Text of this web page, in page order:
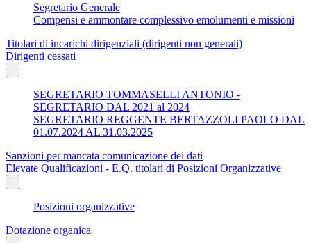
Segretario Generale
Compensi e ammontare complessivo emolumenti e missioni
Titolari di incarichi dirigenziali (dirigenti non generali)
Dirigenti cessati
SEGRETARIO TOMMASELLI ANTONIO -
SEGRETARIO DAL 2021 al 2024
SEGRETARIO REGGENTE BERTAZZOLI PAOLO DAL
01.07.2024 AL 31.03.2025
Sanzioni per mancata comunicazione dei dati
Elevate Qualificazioni - E.Q. titolari di Posizioni Organizzative
Posizioni organizzative
Dotazione organica